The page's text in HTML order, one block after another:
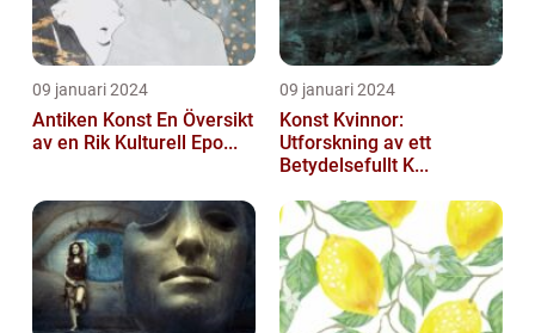
09 januari 2024
Antiken Konst En Översikt
av en Rik Kulturell Epo...
09 januari 2024
Konst Kvinnor:
Utforskning av ett
Betydelsefullt K...